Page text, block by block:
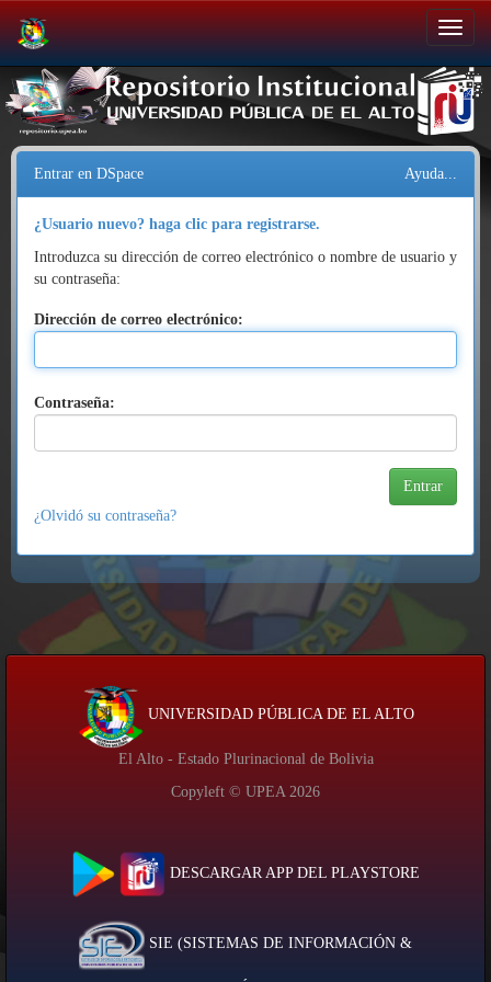
Salir
de
la
navegación
Entrar en DSpace Ayuda...
¿Usuario nuevo? haga clic para registrarse.
Introduzca su dirección de correo electrónico o nombre de usuario y
su contraseña:
Dirección de correo electrónico:
Contraseña:
¿Olvidó su contraseña?
UNIVERSIDAD PÚBLICA DE EL ALTO
El Alto - Estado Plurinacional de Bolivia
Copyleft © UPEA 2026
DESCARGAR APP DEL PLAYSTORE
SIE (SISTEMAS DE INFORMACIÓN &